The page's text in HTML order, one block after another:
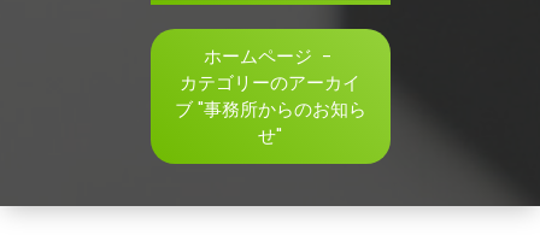
ホームページ -
カテゴリーのアーカイ
ブ "事務所からのお知ら
せ"